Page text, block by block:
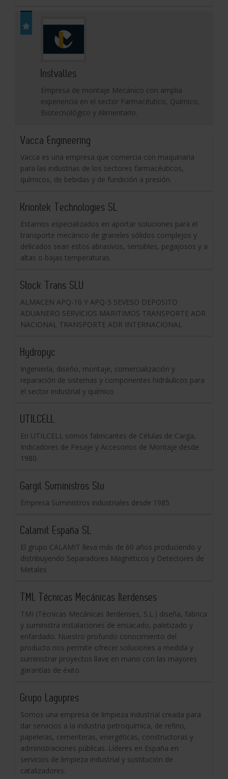
Instvalles
Empresa de montaje Mecánico con amplia
experiencia en el sector Farmacéutico, Químico,
Biotecnológico y Alimentario.
Vacca Engineering
Vacca es una empresa que comercia con maquinaria
para las industrias de los sectores farmacéuticos,
químicos, de bebidas y de fundición a presión.
Kriontek Technologies SL
Estamos especializados en aportar soluciones para el
transporte mecánico de graneles sólidos complejos y
delicados sean estos abrasivos, sensibles, pegajosos y a
altas o bajas temperaturas.
Stock Trans SLU
ALMACEN APQ-10 Y APQ-5 SEVESO DEPOSITO
ADUANERO SERVICIOS MARITIMOS TRANSPORTE ADR
NACIONAL TRANSPORTE ADR INTERNACIONAL
Hydropyc
Ingeniería, diseño, montaje, comercialización y
reparación de sistemas y componentes hidráulicos para
el sector industrial y químico
UTILCELL
En UTILCELL somos fabricantes de Células de Carga,
Indicadores de Pesaje y Accesorios de Montaje desde
1980.
Gargil Suministros Slu
Empresa Suministros industriales desde 1985
Calamit España SL
El grupo CALAMIT lleva más de 60 años produciendo y
distribuyendo Separadores Magnéticos y Detectores de
Metales
TMI, Técnicas Mecánicas Ilerdenses
TMI (Técnicas Mecánicas Ilerdenses, S.L.) diseña, fabrica
y suministra instalaciones de ensacado, paletizado y
enfardado. Nuestro profundo conocimiento del
producto nos permite ofrecer soluciones a medida y
suministrar proyectos llave en mano con las mayores
garantías de éxito.
Grupo Lagupres
Somos una empresa de limpieza industrial creada para
dar servicios a la industria petroquímica, de refino,
papeleras, cementeras, energéticas, constructoras y
administraciones públicas. Líderes en España en
servicios de limpieza industrial y sustitución de
catalizadores.